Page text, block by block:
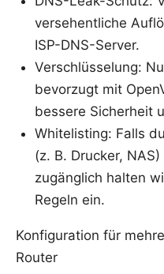
versehentliche
ISP-DNS-Server.
Verschlüsselung:
bevorzugt mit
bessere Sicherheit
Whitelisting: Falls
(z. B. Drucker,
zugänglich halten
Regeln ein.
Konfiguration für
Router